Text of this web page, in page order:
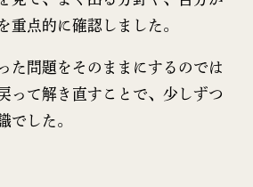
重点的に確認しました。
た問題をそのままにするのでは
って解き直すことで、少しずつ
でした。